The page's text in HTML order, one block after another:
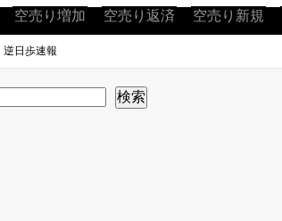
空売り増加 空売り返済 空売り新規
逆日歩速報